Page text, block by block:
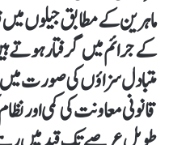
ماہرین کے مطابق جیلوں
کے جرائم میں گرفتار ہوتے
متبادل سزاؤں کی صورت
قانونی معاونت کی کمی اور